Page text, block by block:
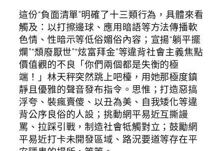
這份“負面清單”明確了十三類行為，具體來看
觸及：以打擦邊球、應用暗語等方法傳播軟
色情、性暗示等低俗媚俗內容；宣揚“躺平擺
爛”“頹廢厭世”“炫富拜金”等違背社會主義焦點
價值觀的不良「你們兩個都是失衡的極
端！」林天秤突然跳上吧檯，用她那極度鎮
靜且優雅的聲音發布指令。思惟；打造惡搞
浮夸、裝瘋賣傻、以丑為美、自我矮化等違
背公序良俗的人設；挑動網平易近互撕謾
罵、拉踩引戰，制造社會牴觸對立；鼓勵網
平易近打卡未開發區域、路況要道等存在平